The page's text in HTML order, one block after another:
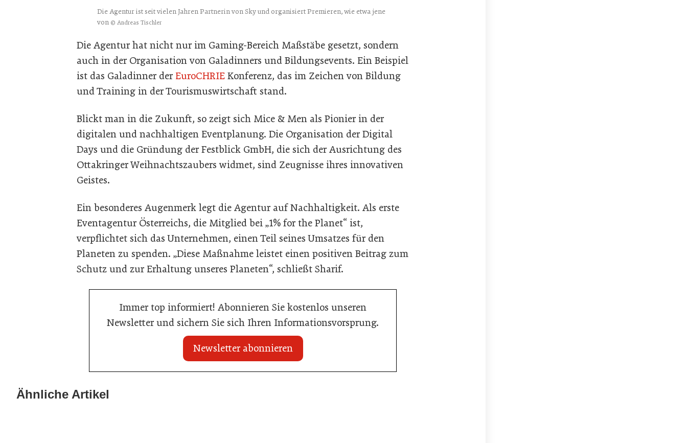
Die Agentur ist seit vielen Jahren Partnerin von Sky und organisiert Premieren, wie etwa jene
von © Andreas Tischler
Die Agentur hat nicht nur im Gaming-Bereich Maßstäbe gesetzt, sondern
auch in der Organisation von Galadinners und Bildungsevents. Ein Beispiel
ist das Galadinner der EuroCHRIE Konferenz, das im Zeichen von Bildung
und Training in der Tourismuswirtschaft stand.
Blickt man in die Zukunft, so zeigt sich Mice & Men als Pionier in der
digitalen und nachhaltigen Eventplanung. Die Organisation der Digital
Days und die Gründung der Festblick GmbH, die sich der Ausrichtung des
Ottakringer Weihnachtszaubers widmet, sind Zeugnisse ihres innovativen
Geistes.
Ein besonderes Augenmerk legt die Agentur auf Nachhaltigkeit. Als erste
Eventagentur Österreichs, die Mitglied bei „1% for the Planet“ ist,
verpflichtet sich das Unternehmen, einen Teil seines Umsatzes für den
Planeten zu spenden. „Diese Maßnahme leistet einen positiven Beitrag zum
Schutz und zur Erhaltung unseres Planeten“, schließt Sharif.
Immer top informiert! Abonnieren Sie kostenlos unseren
Newsletter und sichern Sie sich Ihren Informationsvorsprung.
Newsletter abonnieren
Ähnliche Artikel
War die Fußball-WM 2026 für Ihren